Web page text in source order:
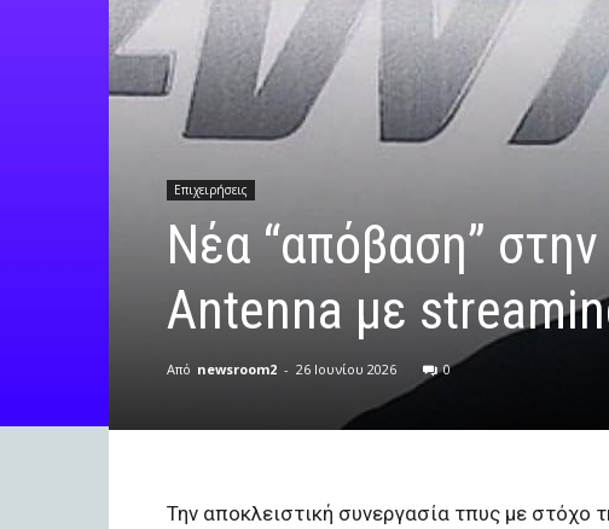
Επιχειρήσεις
Nέα “απόβαση”
Antenna με
Από newsroom2 - 26 Ιουνίου 2026 0
Την αποκλειστική συνεργασία τπυς με στόχο